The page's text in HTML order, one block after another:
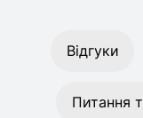
Відгуки
Питання